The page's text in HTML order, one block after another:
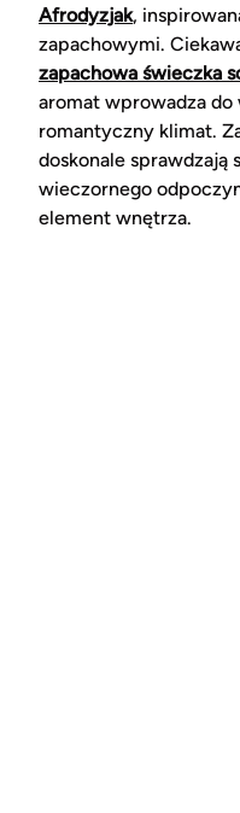
Afrodyzjak,
zapachowymi.
zapachowa świeczka
aromat wprowadza
romantyczny klimat.
doskonale sprawdzają
wieczornego
element wnętrza.